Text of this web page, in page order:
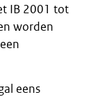
IB 2001 tot
worden
eens